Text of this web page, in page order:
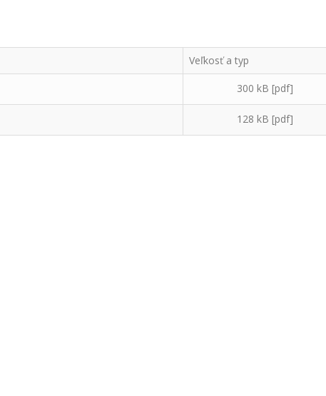
Veľkosť a typ
300 kB [pdf]
128 kB [pdf]